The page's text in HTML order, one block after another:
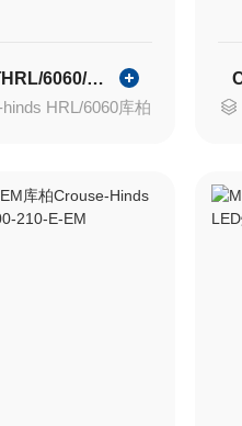
Cooper防爆灯HRL/6060/00/60W/57/EM2/1-220
HRL/6060库柏